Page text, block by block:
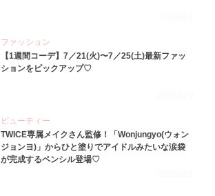
ファッション
【1週間コーデ】7／21(火)〜7／25(土)最新ファッ
ションをピックアップ♡
ビューティー
TWICE専属メイクさん監修！「Wonjungyo(ウォン
ジョンヨ)」からひと塗りでアイドルみたいな涙袋
が完成するペンシル登場♡